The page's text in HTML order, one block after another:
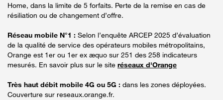
Home, dans la limite de 5 forfaits. Perte de la remise en cas de
résiliation ou de changement d’offre.
Réseau mobile N°1 : Selon l’enquête ARCEP 2025 d’évaluation
de la qualité de service des opérateurs mobiles métropolitains,
Orange est 1er ou 1er ex æquo sur 251 des 258 indicateurs
mesurés. En savoir plus sur le site réseaux d'Orange
Très haut débit mobile 4G ou 5G : dans les zones déployées.
Couverture sur reseaux.orange.fr.